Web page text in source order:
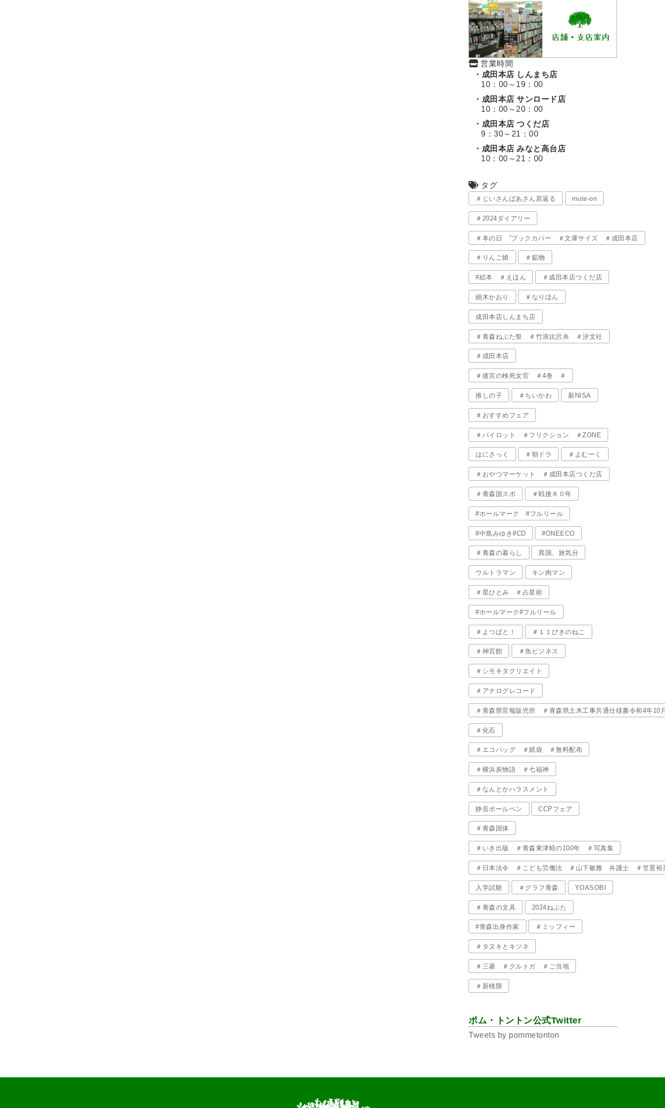
営業時間
・成田本店 しんまち店
10：00～19：00
・成田本店 サンロード店
10：00～20：00
・成田本店 つくだ店
9：30～21：00
・成田本店 みなと高台店
10：00～21：00
タグ
＃じいさんばあさん若返る mute-on
＃2024ダイアリー
＃本の日 ”ブックカバー ＃文庫サイズ ＃成田本店
＃りんご娘 ＃鉱物
#絵本 ＃えほん ＃成田本店つくだ店
細木かおり ＃なりほん
成田本店しんまち店
＃青森ねぶた祭 ＃竹浪比呂央 ＃汐文社
＃成田本店
＃後宮の検死女官 ＃4巻 ＃
推しの子 ＃ちいかわ 新NISA
＃おすすめフェア
＃パイロット ＃フリクション ＃ZONE
はにさっく ＃朝ドラ ＃よむーく
＃おやつマーケット ＃成田本店つくだ店
＃青森国スポ ＃戦後８０年
#ホールマーク #フルリール
#中島みゆき#CD #ONEECO
＃青森の暮らし 異国、旅気分
ウルトラマン キン肉マン
＃星ひとみ ＃占星術
#ホールマーク#フルリール
＃よつばと！ ＃１１ぴきのねこ
＃神宮館 ＃魚ビジネス
＃シモキタクリエイト
＃アナログレコード
＃青森県官報販売所 ＃青森県土木工事共通仕様書令和4年10
＃化石
＃エコバッグ ＃紙袋 ＃無料配布
＃横浜炭物語 ＃七福神
＃なんとかハラスメント
静音ボールペン CCPフェア
＃青森国体
＃いき出版 ＃青森東津軽の100年 ＃写真集
＃日本法令 ＃こども労働法 ＃山下敏雅 弁護士 ＃笠置
入学試験 ＃グラフ青森 YOASOBI
＃青森の文具 2024ねぶた
#青森出身作家 ＃ミッフィー
＃タヌキとキツネ
＃三菱 ＃クルトガ ＃ご当地
＃新桃限
ポム・トントン公式Twitter
Tweets by pommetonton